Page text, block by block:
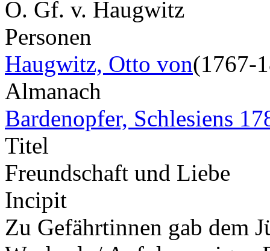
O. Gf. v. Haugwitz
Personen
Haugwitz, Otto von(1767-
Almanach
Bardenopfer, Schlesiens
Titel
Freundschaft und Liebe
Incipit
Zu Gefährtinnen gab dem